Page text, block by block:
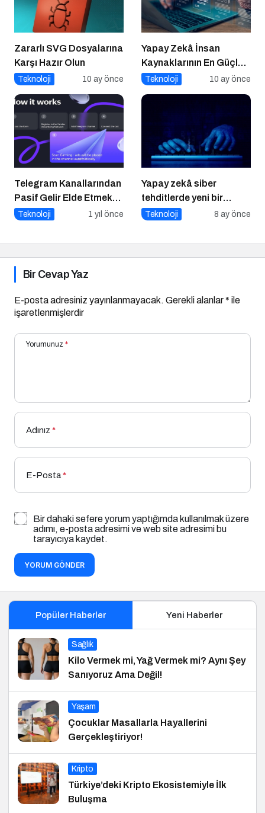
Zararlı SVG Dosyalarına
Karşı Hazır Olun
Teknoloji 10 ay önce
Yapay Zekâ İnsan
Kaynaklarının En Güçlü
Stratejik Ortağına
Teknoloji 10 ay önce
Telegram Kanallarından
Pasif Gelir Elde Etmek
Artık Mümkün
Teknoloji 1 yıl önce
Yapay zekâ siber
tehditlerde yeni bir
dönemi başlatıyor
Teknoloji 8 ay önce
Bir Cevap Yaz
E-posta adresiniz yayınlanmayacak. Gerekli alanlar* ile
işaretlenmişlerdir
Yorumunuz *
Adınız *
E-Posta*
Bir dahaki sefere yorum yaptığımda kullanılmak üzere
adımı, e-posta adresimi ve web site adresimi bu
tarayıcıya kaydet.
YORUM GÖNDER
Popüler Haberler Yeni Haberler
Sağlık
Kilo Vermek mi, Yağ Vermek mi? Aynı Şey
Sanıyoruz Ama Değil!
Yaşam
Çocuklar Masallarla Hayallerini
Gerçekleştiriyor!
Kripto
Türkiye’deki Kripto Ekosistemiyle İlk
Buluşma